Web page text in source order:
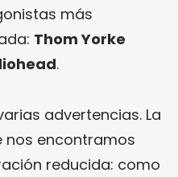
más
Thom Yorke
.
advertencias. La
nos encontramos
reducida: como